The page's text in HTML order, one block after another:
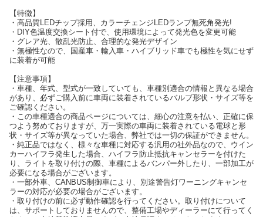
【特徴】
・高品質LEDチップ採用、カラーチェンジLEDランプ無死角発光!
・DIY色温度交換シート付で、使用環境によって発光色を変更可能
・グレア光、散乱光防止、合理的な発光デザイン
・無極性なので、国産車・輸入車・ハイブリッド車でも極性を気にせず
に装着が可能
【注意事項】
・車種、年式、型式が一致していても、車種別適合の情報と異なる場合
があり、必ずご購入前に車両に装着されているバルブ形状・サイズ等を
ご確認ください。
・この車種適合の商品ページについては、細心の注意を払い、正確に保
つよう努めておりますが、万一実際の車両に装着されている電球と形
状・サイズ等が異なっていた場合、弊社では一切の保証ができません。
・純正品ではなく、様々な車種に対応する汎用の社外品なので、ウイン
カーハイフラ発生した場合、ハイフラ防止抵抗キャンセラーを付けた
り、ライトを取り付けの際、車種によるバンパー外したり、一部加工が
必要になる場合がございます。
・一部外車、CANBUS制御車により、別途警告灯ワーニングキャンセ
ラーの対応が必要の場合がございます。
・取り付けの前に必ず動作確認を行ってください。取り付けについて
は、サポートしておりませんので、整備工場やディーラーにて行ってく